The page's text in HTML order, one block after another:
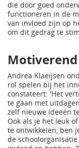
die door goed
functioneren in de
van invloed zijn op
om dit gedrag te
Andrea Klaeijsen
rol spelen bij het
constateert: 'Het
te gaan met
zelf nieuwe ideeën
Ook als je het leuk
te ontwikkelen, ben
de